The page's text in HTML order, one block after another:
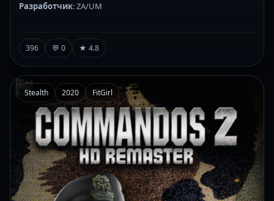
Разработчик: ZA/UM
396 💬 0 ★ 4.8
Stealth 2020 FitGirl